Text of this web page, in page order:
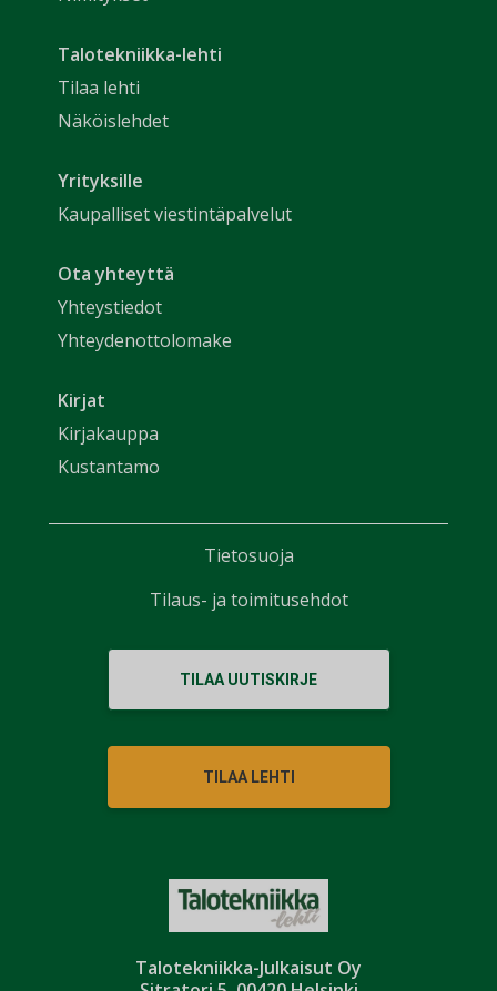
Talotekniikka-Julkaisut Oy
Talotekniikka-lehti
Tilaa lehti
Näköislehdet
Yrityksille
Kaupalliset viestintäpalvelut
Ota yhteyttä
Yhteystiedot
Yhteydenottolomake
Kirjat
Kirjakauppa
Kustantamo
TILAA UUTISKIRJE
TILAA LEHTI
Tietosuoja
Tilaus- ja toimitusehdot